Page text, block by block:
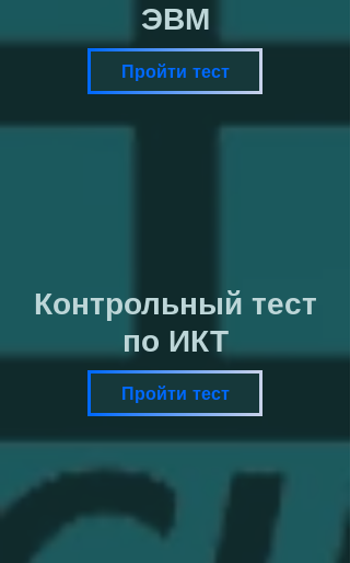
ЭВМ
Пройти тест
Контрольный тест
по ИКТ
Пройти тест